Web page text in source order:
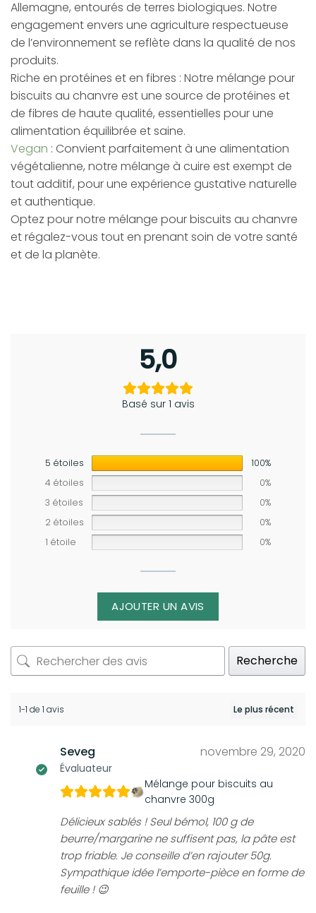
Allemagne, entourés de terres biologiques. Notre
engagement envers une agriculture respectueuse
de l’environnement se reflète dans la qualité de nos
produits.
Riche en protéines et en fibres : Notre mélange pour
biscuits au chanvre est une source de protéines et
de fibres de haute qualité, essentielles pour une
alimentation équilibrée et saine.
Vegan : Convient parfaitement à une alimentation
végétalienne, notre mélange à cuire est exempt de
tout additif, pour une expérience gustative naturelle
et authentique.
Optez pour notre mélange pour biscuits au chanvre
et régalez-vous tout en prenant soin de votre santé
et de la planète.
5,0
Basé sur 1 avis
5 étoiles
100%
4 étoiles
0%
3 étoiles
0%
2 étoiles
0%
1 étoile
0%
AJOUTER UN AVIS
Recherche
1-1 de 1 avis
Seveg
Évaluateur
novembre 29, 2020
Mélange pour biscuits au
chanvre 300g
Délicieux sablés ! Seul bémol, 100 g de
beurre/margarine ne suffisent pas, la pâte est
trop friable. Je conseille d’en rajouter 50g.
Sympathique idée l’emporte-pièce en forme de
feuille ! 😉